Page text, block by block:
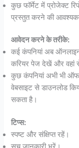
कुछ फॉर्मेट में प्रोजेक्ट
प्रस्तुत करने की
आवेदन करने के तरीके:
कई कंपनियां अब
करियर पेज देखें और
कुछ कंपनियां अभी भी
वेबसाइट से डाउनलोड
सकता है।
टिप्स:
स्पष्ट और संक्षिप्त रहें।